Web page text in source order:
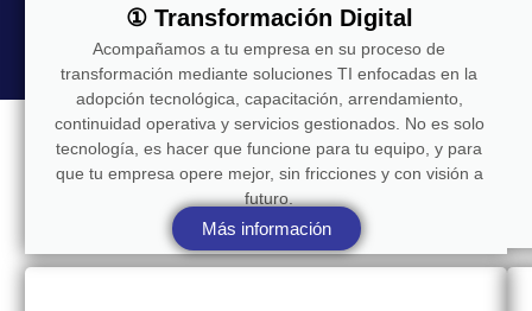
① Transformación Digital
Acompañamos a tu empresa en su proceso de
transformación mediante soluciones TI enfocadas en la
adopción tecnológica, capacitación, arrendamiento,
continuidad operativa y servicios gestionados. No es solo
tecnología, es hacer que funcione para tu equipo, y para
que tu empresa opere mejor, sin fricciones y con visión a
futuro.
Más información